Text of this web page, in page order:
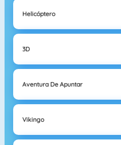
Helicóptero
3D
Aventura De Apuntar
Vikingo